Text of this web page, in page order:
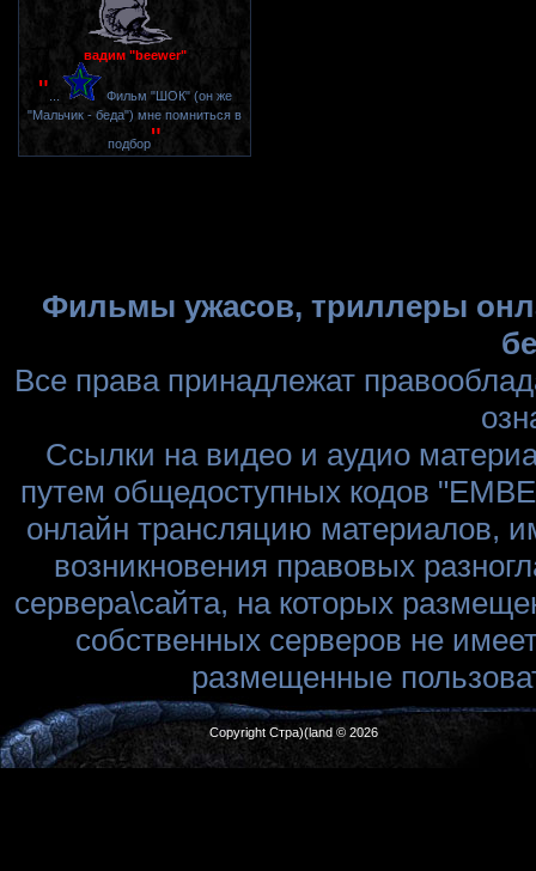
вадим "beewer"
"
Фильм "ШОК" (он же
"Мальчик - беда") мне помниться в
подбор"
Фильмы ужасов, триллеры
Все права принадлежат
Ссылки на видео и аудио
путем общедоступных кодов
онлайн трансляцию материалов,
возникновения правовых
сервера\сайта, на которых
собственных серверов не
размещенные
Copyright Стра)(land © 2026